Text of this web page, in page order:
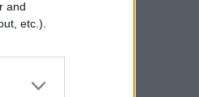
and
etc.).